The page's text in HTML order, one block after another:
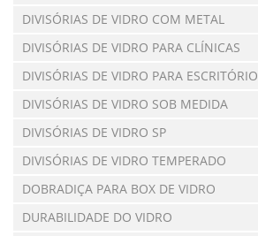
DIVISÓRIAS DE VIDRO COM METAL
DIVISÓRIAS DE VIDRO PARA CLÍNICAS
DIVISÓRIAS DE VIDRO PARA ESCRITÓRIO
DIVISÓRIAS DE VIDRO SOB MEDIDA
DIVISÓRIAS DE VIDRO SP
DIVISÓRIAS DE VIDRO TEMPERADO
DOBRADIÇA PARA BOX DE VIDRO
DURABILIDADE DO VIDRO